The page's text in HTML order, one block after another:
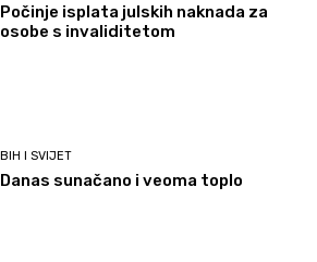
Počinje isplata julskih naknada za
osobe s invaliditetom
BIH I SVIJET
Danas sunačano i veoma toplo